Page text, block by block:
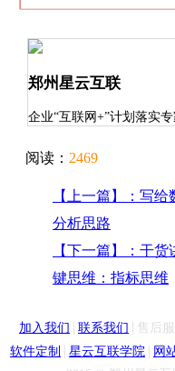
郑州星云互联
企业“互联网+”计划落实专
阅读： 2469
【上一篇】：写
分析思路
【下一篇】：干
键思维：指标思维
加入我们 | 联系我们 | 售后
软件定制 | 星云互联学院 | 网